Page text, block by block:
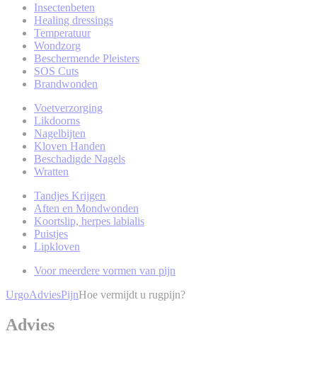
Insectenbeten
Healing dressings
Temperatuur
Wondzorg
Beschermende Pleisters
SOS Cuts
Brandwonden
Voetverzorging
Likdoorns
Nagelbijten
Kloven Handen
Beschadigde Nagels
Wratten
Tandjes Krijgen
Aften en Mondwonden
Koortslip, herpes labialis
Puistjes
Lipkloven
Voor meerdere vormen van pijn
UrgoAdviesPijnHoe vermijdt u rugpijn?
Advies